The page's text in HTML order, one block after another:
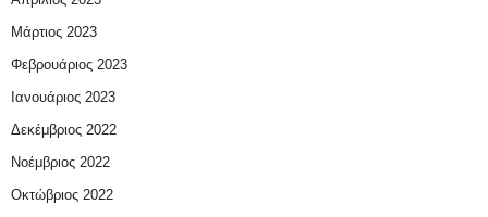
Μάρτιος 2023
Φεβρουάριος 2023
Ιανουάριος 2023
Δεκέμβριος 2022
Νοέμβριος 2022
Οκτώβριος 2022